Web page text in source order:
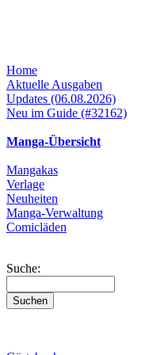
Home
Aktuelle Ausgaben
Updates (06.08.2026)
Neu im Guide (#32162)
Manga-Übersicht
Mangakas
Verlage
Neuheiten
Manga-Verwaltung
Comicläden
Suche: